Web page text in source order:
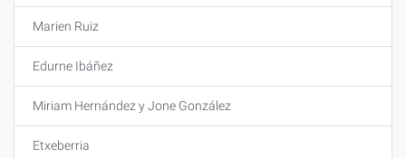
Marien Ruiz
Edurne Ibáñez
Miriam Hernández y Jone González
Etxeberria